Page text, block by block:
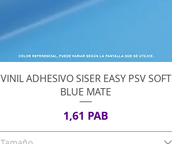
Vista rápida
VINIL ADHESIVO SISER EASY PSV SOFT
BLUE MATE
Precio
1,61 PAB